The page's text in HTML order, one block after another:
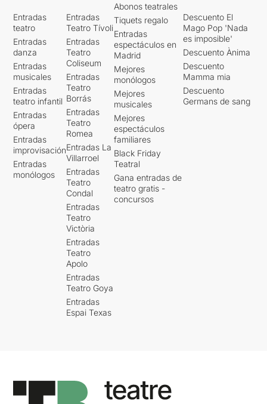
Entradas
teatro
Entradas
danza
Entradas
musicales
Entradas
teatro infantil
Entradas
ópera
Entradas
improvisación
Entradas
monólogos
Entradas
Teatro Tívoli
Entradas
Teatro
Coliseum
Entradas
Teatro
Borrás
Entradas
Teatro
Romea
Entradas La
Villarroel
Entradas
Teatro
Condal
Entradas
Teatro
Victòria
Entradas
Teatro
Apolo
Entradas
Teatro Goya
Entradas
Espai Texas
Abonos teatrales
Tiquets regalo
Entradas
espectáculos en
Madrid
Mejores
monólogos
Mejores
musicales
Mejores
espectáculos
familiares
Black Friday
Teatral
Gana entradas de
teatro gratis -
concursos
Descuento El
Mago Pop 'Nada
es imposible'
Descuento Ànima
Descuento
Mamma mia
Descuento
Germans de sang